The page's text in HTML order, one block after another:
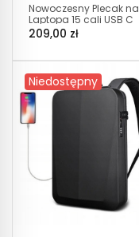
Nowoczesny Plecak na
Laptopa 15 cali USB C
(I600)
209,00 zł
Niedostępny